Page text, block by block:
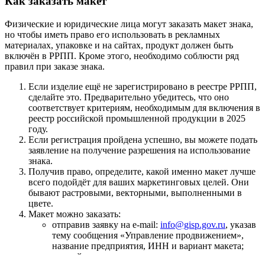
Физические и юридические лица могут заказать макет знака,
но чтобы иметь право его использовать в рекламных
материалах, упаковке и на сайтах, продукт должен быть
включён в РРПП. Кроме этого, необходимо соблюсти ряд
правил при заказе знака.
Если изделие ещё не зарегистрировано в реестре РРПП,
сделайте это. Предварительно убедитесь, что оно
соответствует критериям, необходимым для включения в
реестр российской промышленной продукции в 2025
году.
Если регистрация пройдена успешно, вы можете подать
заявление на получение разрешения на использование
знака.
Получив право, определите, какой именно макет лучше
всего подойдёт для ваших маркетинговых целей. Они
бывают растровыми, векторными, выполненными в
цвете.
Макет можно заказать:
отправив заявку на e-mail: info@gisp.gov.ru, указав
тему сообщения «Управление продвижением»,
название предприятия, ИНН и вариант макета;